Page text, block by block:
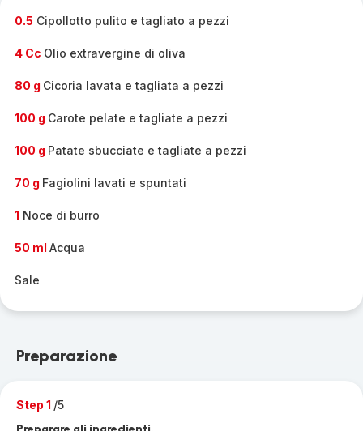
0.5 Cipollotto pulito e tagliato a pezzi
4 Cc Olio extravergine di oliva
80 g Cicoria lavata e tagliata a pezzi
100 g Carote pelate e tagliate a pezzi
100 g Patate sbucciate e tagliate a pezzi
70 g Fagiolini lavati e spuntati
1 Noce di burro
50 ml Acqua
Sale
Preparazione
Step 1 /5